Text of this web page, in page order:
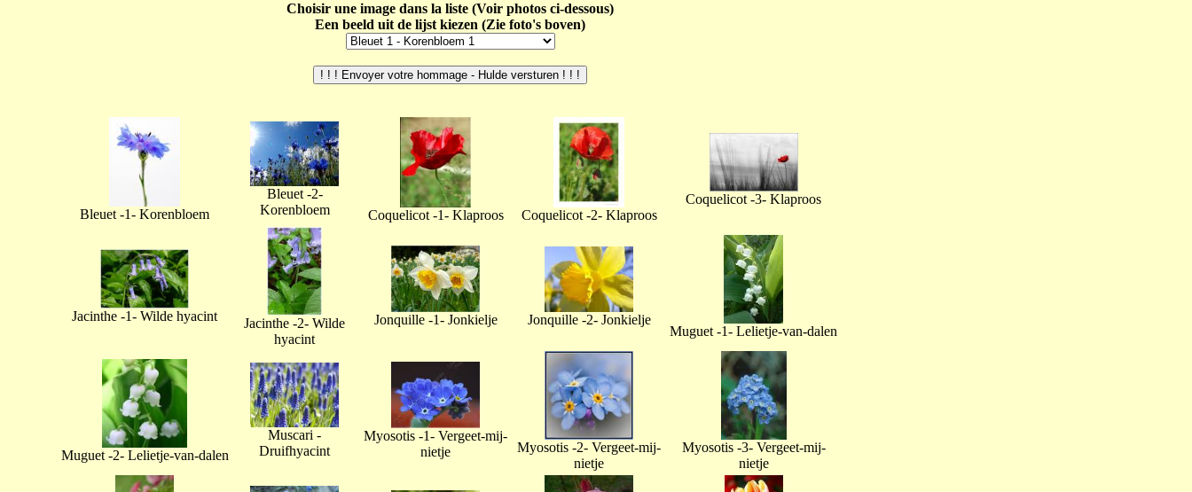
Choisir une image dans la liste (Voir photos ci-dessous)
Een beeld uit de lijst kiezen (Zie foto's boven)
Bleuet -1- Korenbloem
Bleuet -2-
Korenbloem
Coquelicot -1- Klaproos Coquelicot -2- Klaproos
Coquelicot -3- Klaproos
Jacinthe -1- Wilde hyacint
Jacinthe -2- Wilde
hyacint
Jonquille -1- Jonkielje Jonquille -2- Jonkielje
Muguet -1- Lelietje-van-dalen
Muguet -2- Lelietje-van-dalen
Muscari -
Druifhyacint
Myosotis -1- Vergeet-mij-
nietje
Myosotis -2- Vergeet-mij-
nietje
Myosotis -3- Vergeet-mij-
nietje